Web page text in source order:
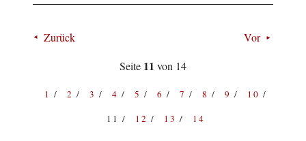
Zurück
Vor
Seite 11 von 14
1 2 3 4 5 6 7 8 9
10
11
12 13 14